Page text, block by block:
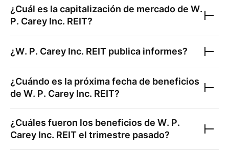
¿Cuál es la capitalización de mercado de W.
P. Carey Inc. REIT?
¿W. P. Carey Inc. REIT publica informes?
¿Cuándo es la próxima fecha de beneficios
de W. P. Carey Inc. REIT?
¿Cuáles fueron los beneficios de W. P.
Carey Inc. REITel trimestre pasado?